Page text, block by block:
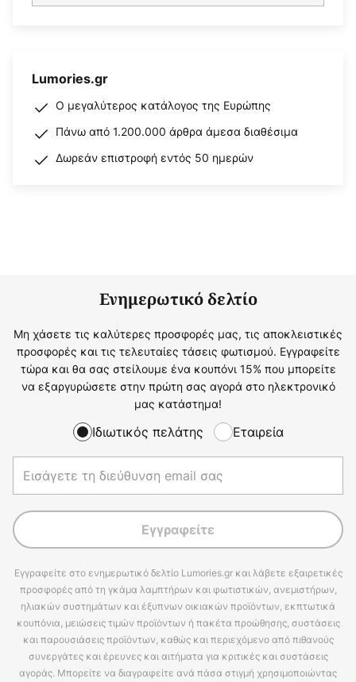
Lumories.gr
Ο μεγαλύτερος κατάλογος της Ευρώπης
Πάνω από 1.200.000 άρθρα άμεσα διαθέσιμα
Δωρεάν επιστροφή εντός 50 ημερών
Ενημερωτικό δελτίο
Μη χάσετε τις καλύτερες προσφορές μας, τις αποκλειστικές
προσφορές και τις τελευταίες τάσεις φωτισμού. Εγγραφείτε
τώρα και θα σας στείλουμε ένα κουπόνι 15% που μπορείτε
να εξαργυρώσετε στην πρώτη σας αγορά στο ηλεκτρονικό
μας κατάστημα!
Ιδιωτικός πελάτης Εταιρεία
Εγγραφείτε
Εγγραφείτε στο ενημερωτικό δελτίο Lumories.gr και λάβετε εξαιρετικές
προσφορές από τη γκάμα λαμπτήρων και φωτιστικών, ανεμιστήρων,
ηλιακών συστημάτων και έξυπνων οικιακών προϊόντων, εκπτωτικά
κουπόνια, μειώσεις τιμών προϊόντων ή πακέτα προώθησης, συστάσεις
και παρουσιάσεις προϊόντων, καθώς και περιεχόμενο από πιθανούς
συνεργάτες και έρευνες και αιτήματα για κριτικές και συστάσεις
αγοράς. Μπορείτε να διαγραφείτε ανά πάσα στιγμή χρησιμοποιώντας